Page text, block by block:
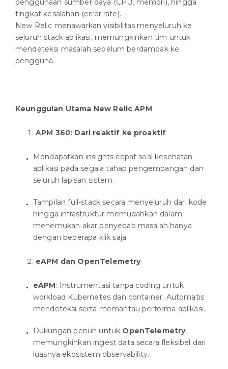
penggunaan sumber daya (CPU, memori), hingga
tingkat kesalahan (error rate).
New Relic menawarkan visibilitas menyeluruh ke
seluruh stack aplikasi, memungkinkan tim untuk
mendeteksi masalah sebelum berdampak ke
pengguna.
Keunggulan Utama New Relic APM
APM 360: Dari reaktif ke proaktif
Mendapatkan insights cepat soal kesehatan
aplikasi pada segala tahap pengembangan dan
seluruh lapisan sistem.
Tampilan full-stack secara menyeluruh dari kode
hingga infrastruktur memudahkan dalam
menemukan akar penyebab masalah hanya
dengan beberapa klik saja.
eAPM dan OpenTelemetry
eAPM: Instrumentasi tanpa coding untuk
workload Kubernetes dan container. Automatis
mendeteksi serta memantau performa aplikasi.
Dukungan penuh untuk OpenTelemetry,
memungkinkan ingest data secara fleksibel dari
luasnya ekosistem observability.